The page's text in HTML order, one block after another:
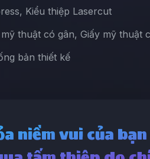
Kiểu thiệp Lasercut
thuật có gân, Giấy mỹ thuật
bản thiết kế
niềm vui của